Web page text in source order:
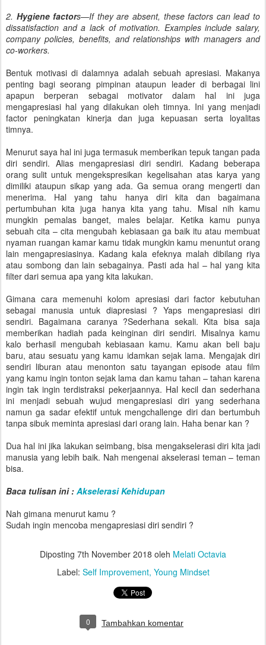
2. Hygiene factors—If they are absent, these factors can lead to
dissatisfaction and a lack of motivation. Examples include salary,
company policies, benefits, and relationships with managers and
co-workers.
Bentuk motivasi di dalamnya adalah sebuah apresiasi. Makanya
penting bagi seorang pimpinan ataupun leader di berbagai lini
apapun berperan sebagai motivator dalam hal ini juga
mengapresiasi hal yang dilakukan oleh timnya. Ini yang menjadi
factor peningkatan kinerja dan juga kepuasan serta loyalitas
timnya.
Menurut saya hal ini juga termasuk memberikan tepuk tangan pada
diri sendiri. Alias mengapresiasi diri sendiri. Kadang beberapa
orang sulit untuk mengekspresikan kegelisahan atas karya yang
dimiliki ataupun sikap yang ada. Ga semua orang mengerti dan
menerima. Hal yang tahu hanya diri kita dan bagaimana
pertumbuhan kita juga hanya kita yang tahu. Misal nih kamu
mungkin pemalas banget, males belajar. Ketika kamu punya
sebuah cita – cita mengubah kebiasaan ga baik itu atau membuat
nyaman ruangan kamar kamu tidak mungkin kamu menuntut orang
lain mengapresiasinya. Kadang kala efeknya malah dibilang riya
atau sombong dan lain sebagainya. Pasti ada hal – hal yang kita
filter dari semua apa yang kita lakukan.
Gimana cara memenuhi kolom apresiasi dari factor kebutuhan
sebagai manusia untuk diapresiasi ? Yaps mengapresiasi diri
sendiri. Bagaimana caranya ?Sederhana sekali. Kita bisa saja
memberikan hadiah pada keinginan diri sendiri. Misalnya kamu
kalo berhasil mengubah kebiasaan kamu. Kamu akan beli baju
baru, atau sesuatu yang kamu idamkan sejak lama. Mengajak diri
sendiri liburan atau menonton satu tayangan episode atau film
yang kamu ingin tonton sejak lama dan kamu tahan – tahan karena
ingin tak ingin terdistraksi pekerjaannya. Hal kecil dan sederhana
ini menjadi sebuah wujud mengapresiasi diri yang sederhana
namun ga sadar efektif untuk mengchallenge diri dan bertumbuh
tanpa sibuk meminta apresiasi dari orang lain. Haha benar kan ?
Dua hal ini jika lakukan seimbang, bisa mengakselerasi diri kita jadi
manusia yang lebih baik. Nah mengenai akselerasi teman – teman
bisa.
Baca tulisan ini : Akselerasi Kehidupan
Nah gimana menurut kamu ?
Sudah ingin mencoba mengapresiasi diri sendiri ?
Diposting 7th November 2018 oleh Melati Octavia
Label: Self Improvement Young Mindset
0 Tambahkan komentar